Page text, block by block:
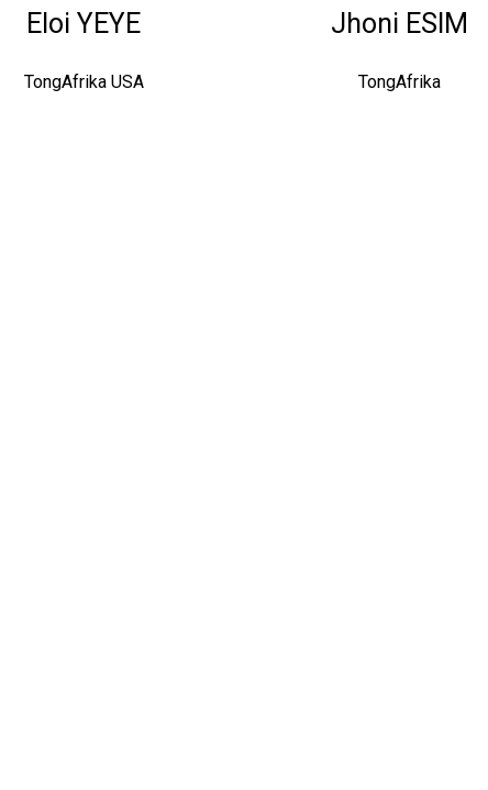
Eloi YEYE
TongAfrika USA
Jhoni ESIM
TongAfrika